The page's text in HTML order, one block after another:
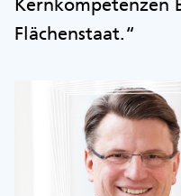
Kernkompetenzen
Flächenstaat.“